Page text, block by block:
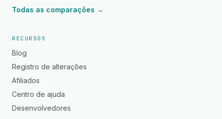
Todas as comparações →
RECURSOS
Blog
Registro de alterações
Afiliados
Centro de ajuda
Desenvolvedores